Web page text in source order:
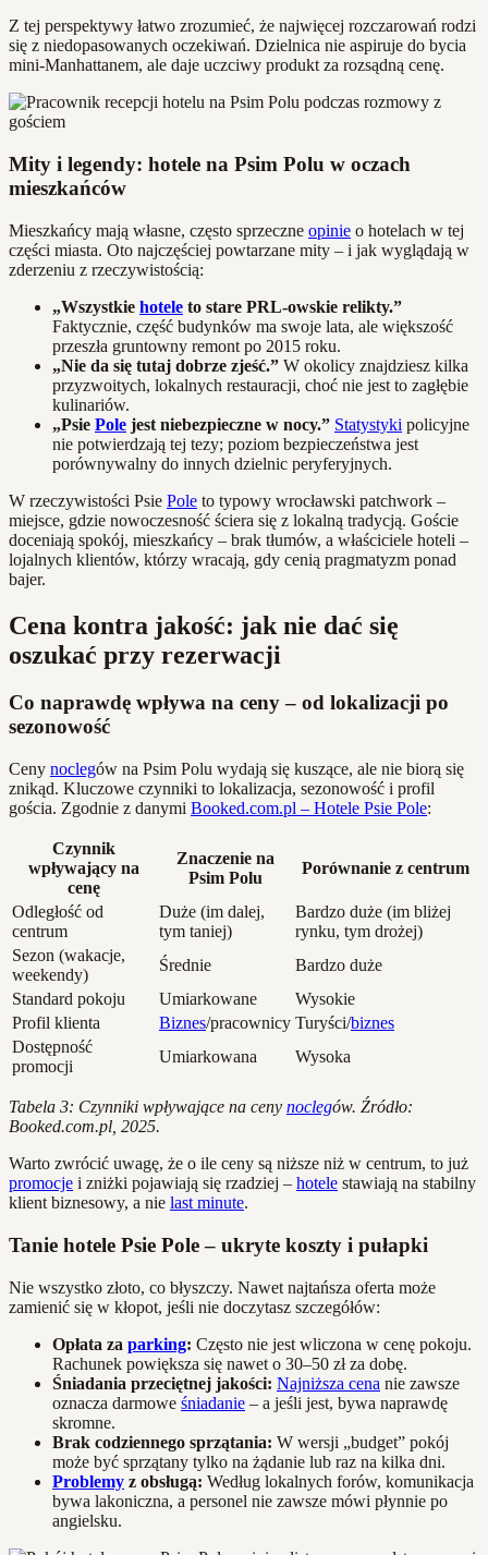
Z tej perspektywy łatwo zrozumieć, że najwięcej rozczarowań rodzi
się z niedopasowanych oczekiwań. Dzielnica nie aspiruje do bycia
mini-Manhattanem, ale daje uczciwy produkt za rozsądną cenę.
Mity i legendy: hotele na Psim Polu w oczach
mieszkańców
Mieszkańcy mają własne, często sprzeczne opinie o hotelach w tej
części miasta. Oto najczęściej powtarzane mity – i jak wyglądają w
zderzeniu z rzeczywistością:
„Wszystkie hotele to stare PRL-owskie relikty.”
Faktycznie, część budynków ma swoje lata, ale większość
przeszła gruntowny remont po 2015 roku.
„Nie da się tutaj dobrze zjeść.” W okolicy znajdziesz kilka
przyzwoitych, lokalnych restauracji, choć nie jest to zagłębie
kulinariów.
„Psie Pole jest niebezpieczne w nocy.” Statystyki policyjne
nie potwierdzają tej tezy; poziom bezpieczeństwa jest
porównywalny do innych dzielnic peryferyjnych.
W rzeczywistości Psie Pole to typowy wrocławski patchwork –
miejsce, gdzie nowoczesność ściera się z lokalną tradycją. Goście
doceniają spokój, mieszkańcy – brak tłumów, a właściciele hoteli –
lojalnych klientów, którzy wracają, gdy cenią pragmatyzm ponad
bajer.
Cena kontra jakość: jak nie dać się
oszukać przy rezerwacji
Co naprawdę wpływa na ceny – od lokalizacji po
sezonowość
Ceny noclegów na Psim Polu wydają się kuszące, ale nie biorą się
znikąd. Kluczowe czynniki to lokalizacja, sezonowość i profil
gościa. Zgodnie z danymi Booked.com.pl – Hotele Psie Pole:
Czynnik
wpływający na
cenę
Znaczenie na
Psim Polu
Porównanie z centrum
Odległość od
centrum
Duże (im dalej,
tym taniej)
Bardzo duże (im bliżej
rynku, tym drożej)
Sezon (wakacje,
weekendy)
Średnie
Bardzo duże
Standard pokoju
Umiarkowane
Wysokie
Profil klienta
Biznes/pracownicy Turyści/biznes
Dostępność
promocji
Umiarkowana Wysoka
Tabela 3: Czynniki wpływające na ceny noclegów. Źródło:
Booked.com.pl, 2025.
Warto zwrócić uwagę, że o ile ceny są niższe niż w centrum, to już
promocje i zniżki pojawiają się rzadziej – hotele stawiają na stabilny
klient biznesowy, a nie last minute.
Tanie hotele Psie Pole – ukryte koszty i pułapki
Nie wszystko złoto, co błyszczy. Nawet najtańsza oferta może
zamienić się w kłopot, jeśli nie doczytasz szczegółów:
Opłata za parking: Często nie jest wliczona w cenę pokoju.
Rachunek powiększa się nawet o 30–50 zł za dobę.
Śniadania przeciętnej jakości: Najniższa cena nie zawsze
oznacza darmowe śniadanie – a jeśli jest, bywa naprawdę
skromne.
Brak codziennego sprzątania: W wersji „budget” pokój
może być sprzątany tylko na żądanie lub raz na kilka dni.
Problemy z obsługą: Według lokalnych forów, komunikacja
bywa lakoniczna, a personel nie zawsze mówi płynnie po
angielsku.